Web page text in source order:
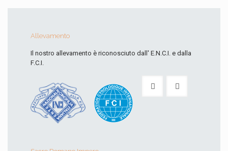
Allevamento
Il nostro allevamento è riconosciuto dall' E.N.C.I. e dalla
F.C.I.